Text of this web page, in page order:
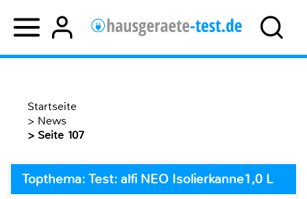
Startseite
> News
> Seite 107
Topthema: Test: alfi NEO Isolierkanne1,0 L